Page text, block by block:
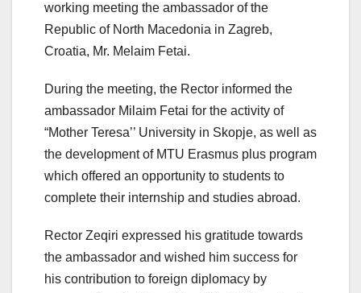
working meeting the ambassador of the
Republic of North Macedonia in Zagreb,
Croatia, Mr. Melaim Fetai.
During the meeting, the Rector informed the
ambassador Milaim Fetai for the activity of
“Mother Teresa’’ University in Skopje, as well as
the development of MTU Erasmus plus program
which offered an opportunity to students to
complete their internship and studies abroad.
Rector Zeqiri expressed his gratitude towards
the ambassador and wished him success for
his contribution to foreign diplomacy by